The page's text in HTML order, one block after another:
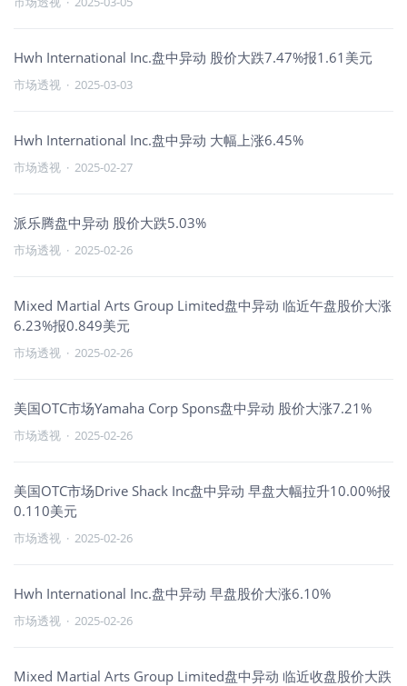
Hwh International Inc.盘中异动 股价大跌7.47%报1.61美元
市场透视 · 2025-03-03
Hwh International Inc.盘中异动 大幅上涨6.45%
市场透视 · 2025-02-27
派乐腾盘中异动 股价大跌5.03%
市场透视 · 2025-02-26
Mixed Martial Arts Group Limited盘中异动 临近午盘股价大涨
6.23%报0.849美元
市场透视 · 2025-02-26
美国OTC市场Yamaha Corp Spons盘中异动 股价大涨7.21%
市场透视 · 2025-02-26
美国OTC市场Drive Shack Inc盘中异动 早盘大幅拉升10.00%报
0.110美元
市场透视 · 2025-02-26
Hwh International Inc.盘中异动 早盘股价大涨6.10%
市场透视 · 2025-02-26
Mixed Martial Arts Group Limited盘中异动 临近收盘股价大跌